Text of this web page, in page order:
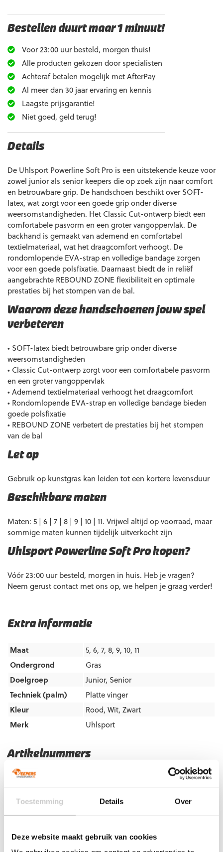
Toestemming Details Over
Deze website maakt gebruik van cookies
Artikelnummers
EAN code
Bedrukte artikelen kunnen wij helaas niet terugnemen.
Keepershandschoenen ,Keepershandschoenen
Keepershandschoenen kind
Keepershandschoenen maat 10
Bestellen duurt maar 1 minuut!
Voor 23:00 uur besteld, morgen thuis!
Alle producten gekozen door specialisten
Achteraf betalen mogelijk met AfterPay
Al meer dan 30 jaar ervaring en kennis
Laagste prijsgarantie!
Niet goed, geld terug!
Extra informatie
Maat
5, 6, 7, 8, 9, 10, 11
Ondergrond
Gras
Doelgroep
Junior, Senior
Techniek (palm)
Platte vinger
Kleur
Rood, Wit, Zwart
Merk
Uhlsport
Details
De Uhlsport Powerline Soft Pro is een uitstekende keuze voor
zowel junior als senior keepers die op zoek zijn naar comfort
en betrouwbare grip. De handschoen beschikt over SOFT-
latex, wat zorgt voor een goede grip onder diverse
weersomstandigheden. Het Classic Cut-ontwerp biedt een
comfortabele pasvorm en een groter vangoppervlak. De
backhand is gemaakt van ademend en comfortabel
textielmateriaal, wat het draagcomfort verhoogt. De
rondomlopende EVA-strap en volledige bandage zorgen
voor een goede polsfixatie. Daarnaast biedt de in reliëf
aangebrachte REBOUND ZONE flexibiliteit en optimale
prestaties bij het stompen van de bal.
Waarom deze handschoenen jouw spel
verbeteren
• SOFT-latex biedt betrouwbare grip onder diverse
weersomstandigheden
• Classic Cut-ontwerp zorgt voor een comfortabele pasvorm
en een groter vangoppervlak
• Ademend textielmateriaal verhoogt het draagcomfort
• Rondomlopende EVA-strap en volledige bandage bieden
goede polsfixatie
• REBOUND ZONE verbetert de prestaties bij het stompen
van de bal
Let op
Gebruik op kunstgras kan leiden tot een kortere levensduur
Beschikbare maten
Maten: 5 | 6 | 7 | 8 | 9 | 10 | 11. Vrijwel altijd op voorraad, maar
sommige maten kunnen tijdelijk uitverkocht zijn
Uhlsport Powerline Soft Pro kopen?
Vóór 23:00 uur besteld, morgen in huis. Heb je vragen?
Neem gerust contact met ons op, we helpen je graag verder!